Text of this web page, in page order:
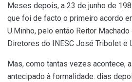
Meses depois, a 23 de junho de
que foi de facto o primeiro acordo
U.Minho, pelo então Reitor
Diretores do INESC José Tribolet e
Mas, como tantas vezes acontece,
antecipado à formalidade: dias